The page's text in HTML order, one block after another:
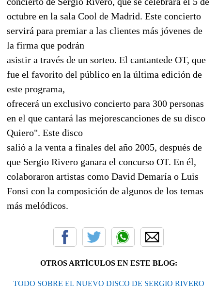
octubre en la sala Cool de Madrid. Este concierto
servirá para premiar a las clientes más jóvenes de
la firma que podrán
asistir a través de un sorteo. El cantantede OT, que
fue el favorito del público en la última edición de
este programa,
ofrecerá un exclusivo concierto para 300 personas
en el que cantará las mejorescanciones de su disco
Quiero". Este disco
salió a la venta a finales del año 2005, después de
que Sergio Rivero ganara el concurso OT. En él,
colaboraron artistas como David Demaría o Luis
Fonsi con la composición de algunos de los temas
más melódicos.
OTROS ARTÍCULOS EN ESTE BLOG:
TODO SOBRE EL NUEVO DISCO DE SERGIO RIVERO